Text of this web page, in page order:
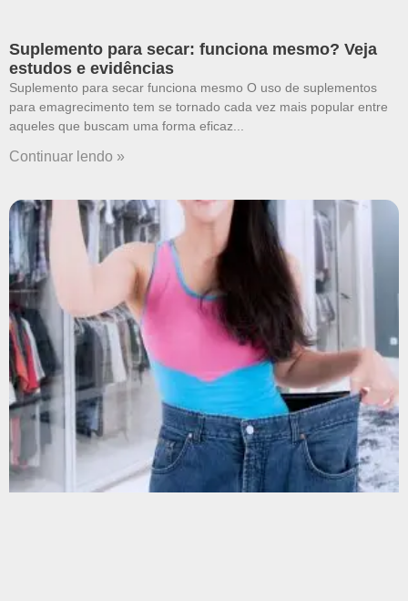
Suplemento para secar: funciona mesmo? Veja
estudos e evidências
Suplemento para secar funciona mesmo O uso de suplementos
para emagrecimento tem se tornado cada vez mais popular entre
aqueles que buscam uma forma eficaz
Continuar lendo »